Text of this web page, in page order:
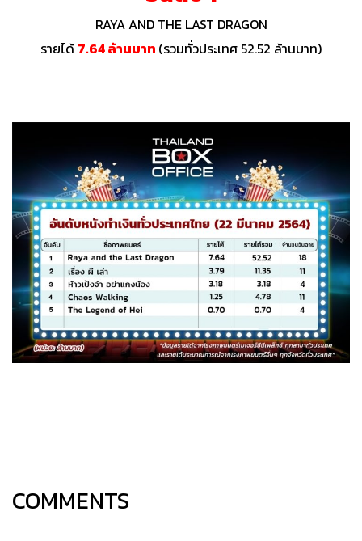
RAYA AND THE LAST DRAGON
รายได้ 7.64 ล้านบาท (รวมทั่วประเทศ 52.52 ล้านบาท)
COMMENTS